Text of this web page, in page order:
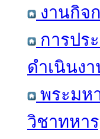
งานกิจ
การปร
ดำเนินง
พระมห
วิชาทหา